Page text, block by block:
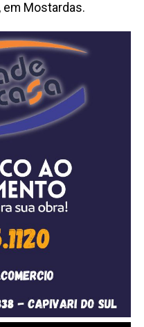
em Mostardas.